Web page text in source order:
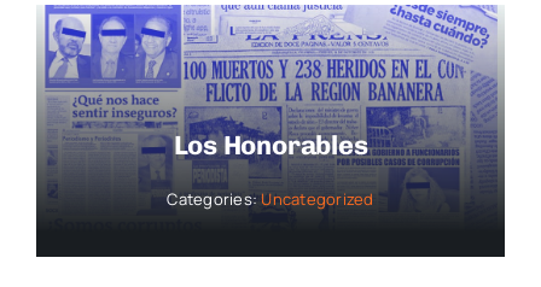
Los Honorables
Categories:Uncategorized